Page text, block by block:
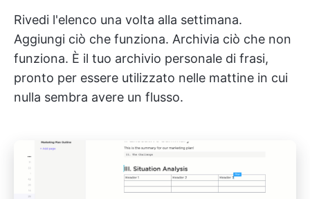
Rivedi l'elenco una volta alla settimana.
Aggiungi ciò che funziona. Archivia ciò che non
funziona. È il tuo archivio personale di frasi,
pronto per essere utilizzato nelle mattine in cui
nulla sembra avere un flusso.